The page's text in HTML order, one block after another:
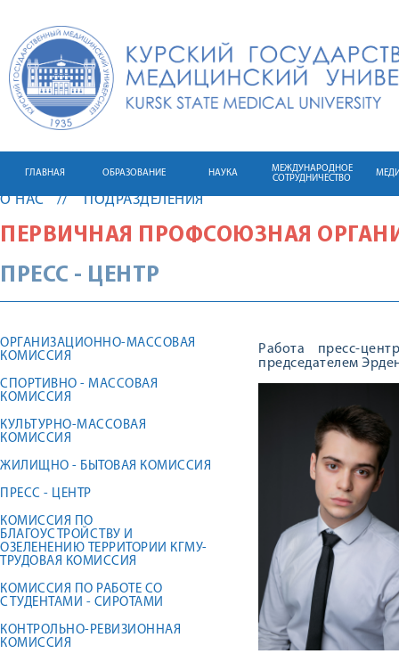
ГЛАВНАЯ ОБРАЗОВАНИЕ НАУКА
МЕЖДУНАРОДНОЕ
СОТРУДНИЧЕСТВО
О НАС ПОДРАЗДЕЛЕНИЯ
ПЕРВИЧНАЯ ПРОФСОЮЗНАЯ
ПРЕСС - ЦЕНТР
ОРГАНИЗАЦИОННО-МАССОВАЯ
КОМИССИЯ
СПОРТИВНО - МАССОВАЯ
КОМИССИЯ
КУЛЬТУРНО-МАССОВАЯ
КОМИССИЯ
ЖИЛИЩНО - БЫТОВАЯ КОМИССИЯ
ПРЕСС - ЦЕНТР
КОМИССИЯ ПО
БЛАГОУСТРОЙСТВУ И
ОЗЕЛЕНЕНИЮ ТЕРРИТОРИИ КГМУ-
ТРУДОВАЯ КОМИССИЯ
КОМИССИЯ ПО РАБОТЕ СО
СТУДЕНТАМИ - СИРОТАМИ
КОНТРОЛЬНО-РЕВИЗИОННАЯ
КОМИССИЯ
Работа пресс-
председателем